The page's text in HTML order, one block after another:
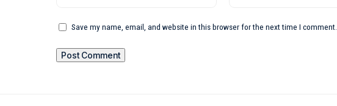
Save my name, email, and website in this browser for the next time I comment.